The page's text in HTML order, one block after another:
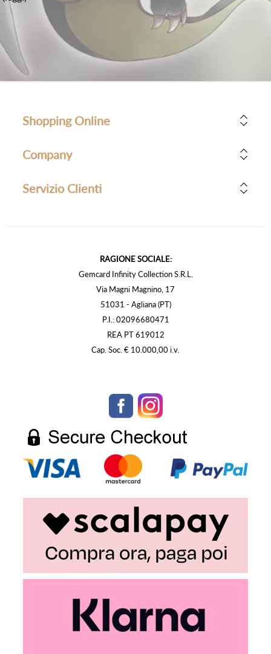
Shopping Online
Company
Servizio Clienti
RAGIONE SOCIALE:
Gemcard Infinity Collection S.R.L.
Via Magni Magnino, 17
51031 - Agliana (PT)
P.I.: 02096680471
REA PT 619012
Cap. Soc. € 10.000,00 i.v.